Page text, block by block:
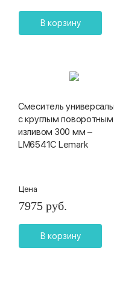
В корзину
Смеситель
с круглым поворотным
изливом 300 мм –
LM6541C Lemark
Цена
7975 руб.
В корзину